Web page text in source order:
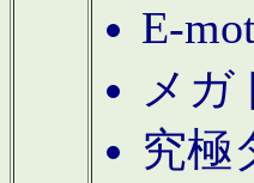
E-
メガ
究極